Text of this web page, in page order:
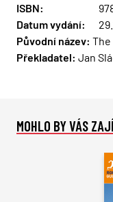
ISBN:
Datum vydání:
Původní název: The
Překladatel: Jan
MOHLO BY VÁS